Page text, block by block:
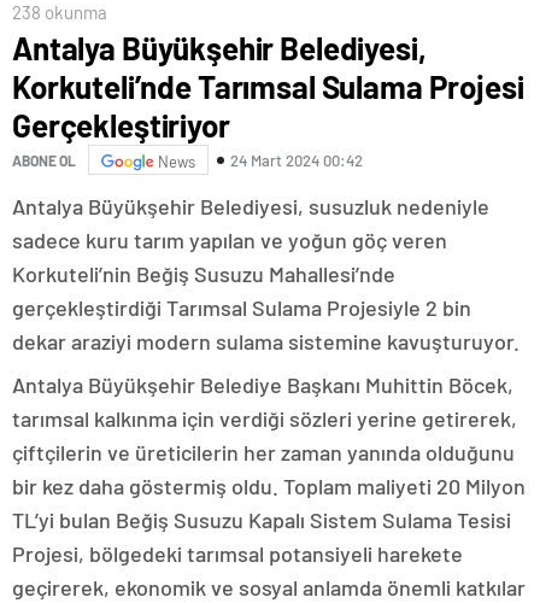
238 okunma
Antalya Büyükşehir Belediyesi,
Korkuteli’nde Tarımsal Sulama Projesi
Gerçekleştiriyor
ABONE OL News 24 Mart 2024 00:42
Antalya Büyükşehir Belediyesi, susuzluk nedeniyle
sadece kuru tarım yapılan ve yoğun göç veren
Korkuteli’nin Beğiş Susuzu Mahallesi’nde
gerçekleştirdiği Tarımsal Sulama Projesiyle 2 bin
dekar araziyi modern sulama sistemine kavuşturuyor.
Antalya Büyükşehir Belediye Başkanı Muhittin Böcek,
tarımsal kalkınma için verdiği sözleri yerine getirerek,
çiftçilerin ve üreticilerin her zaman yanında olduğunu
bir kez daha göstermiş oldu. Toplam maliyeti 20 Milyon
TL’yi bulan Beğiş Susuzu Kapalı Sistem Sulama Tesisi
Projesi, bölgedeki tarımsal potansiyeli harekete
geçirerek, ekonomik ve sosyal anlamda önemli katkılar